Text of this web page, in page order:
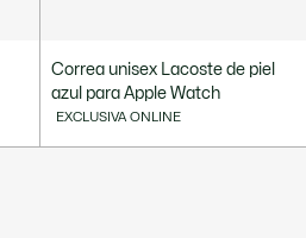
Correa unisex Lacoste de piel
azul para Apple Watch
EXCLUSIVA ONLINE